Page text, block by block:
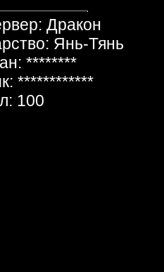
Дракон
Янь-Тянь
********
************
100